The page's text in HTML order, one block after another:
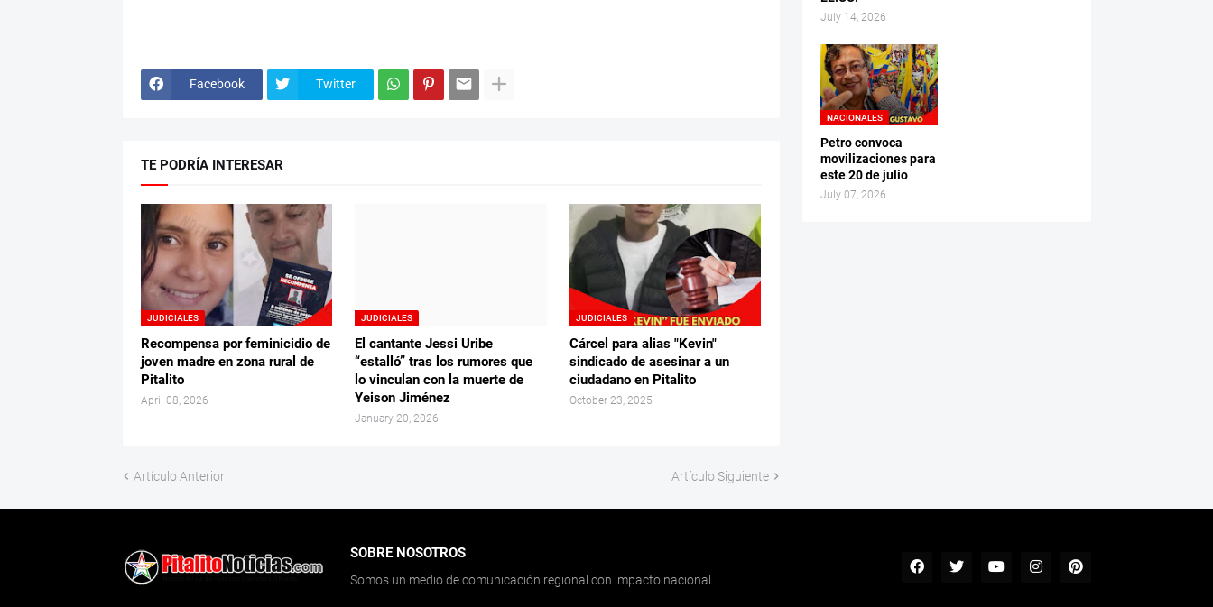
Facebook Twitter
TE PODRÍA INTERESAR
JUDICIALES
Recompensa por feminicidio de
joven madre en zona rural de
Pitalito
April 08, 2026
JUDICIALES
El cantante Jessi Uribe
“estalló” tras los rumores que
lo vinculan con la muerte de
Yeison Jiménez
January 20, 2026
JUDICIALES
Cárcel para alias "Kevin"
sindicado de asesinar a un
ciudadano en Pitalito
October 23, 2025
Artículo Anterior Artículo Siguiente
July 14, 2026
NACIONALES
Petro convoca
movilizaciones para
este 20 de julio
July 07, 2026
SOBRE NOSOTROS
Somos un medio de comunicación regional con impacto nacional.